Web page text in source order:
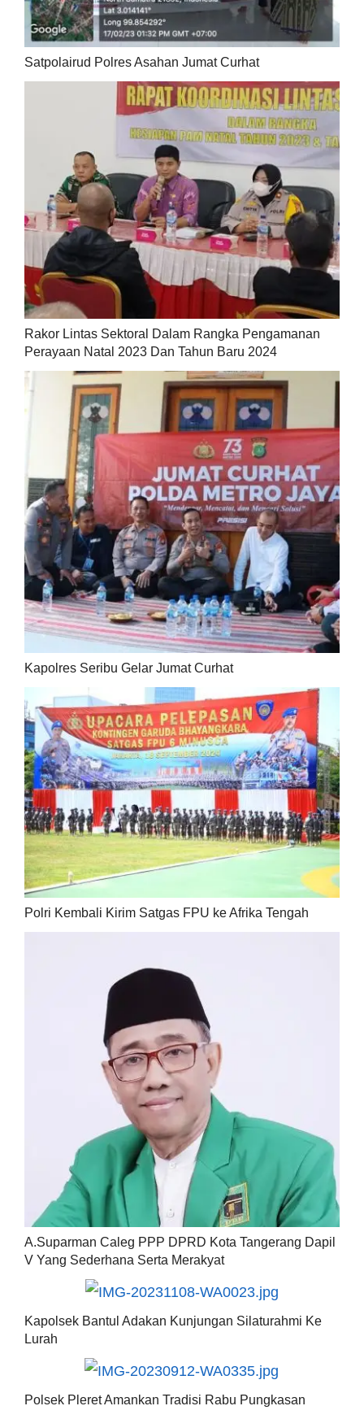
Satpolairud Polres Asahan Jumat Curhat
Rakor Lintas Sektoral Dalam Rangka Pengamanan
Perayaan Natal 2023 Dan Tahun Baru 2024
Kapolres Seribu Gelar Jumat Curhat
Polri Kembali Kirim Satgas FPU ke Afrika Tengah
A.Suparman Caleg PPP DPRD Kota Tangerang Dapil
V Yang Sederhana Serta Merakyat
Kapolsek Bantul Adakan Kunjungan Silaturahmi Ke
Lurah
Polsek Pleret Amankan Tradisi Rabu Pungkasan